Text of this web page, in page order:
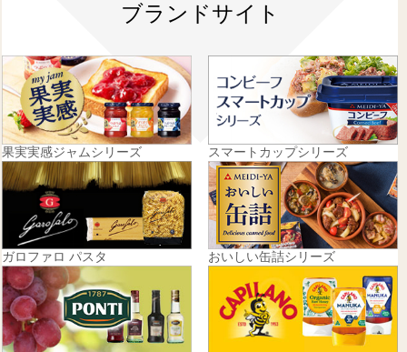
ブランドサイト
果実実感ジャムシリーズ スマートカップシリーズ
ガロファロ パスタ おいしい缶詰シリーズ